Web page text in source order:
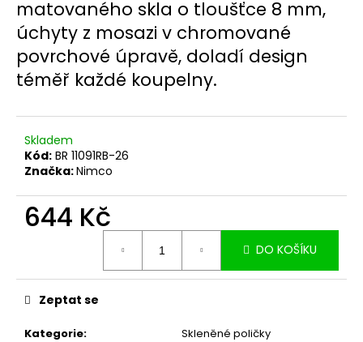
matovaného skla o tloušťce 8 mm,
úchyty z mosazi v chromované
povrchové úpravě, doladí design
téměř každé koupelny.
Skladem
Kód: BR 11091RB-26
Značka:Nimco
644 Kč
DO KOŠÍKU
Kategorie:
Skleněné poličky
Zeptat se
D
o
p
o
u
č
u
m